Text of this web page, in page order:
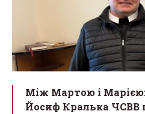
Між Мартою і
Йосиф Кралька ЧСВВ